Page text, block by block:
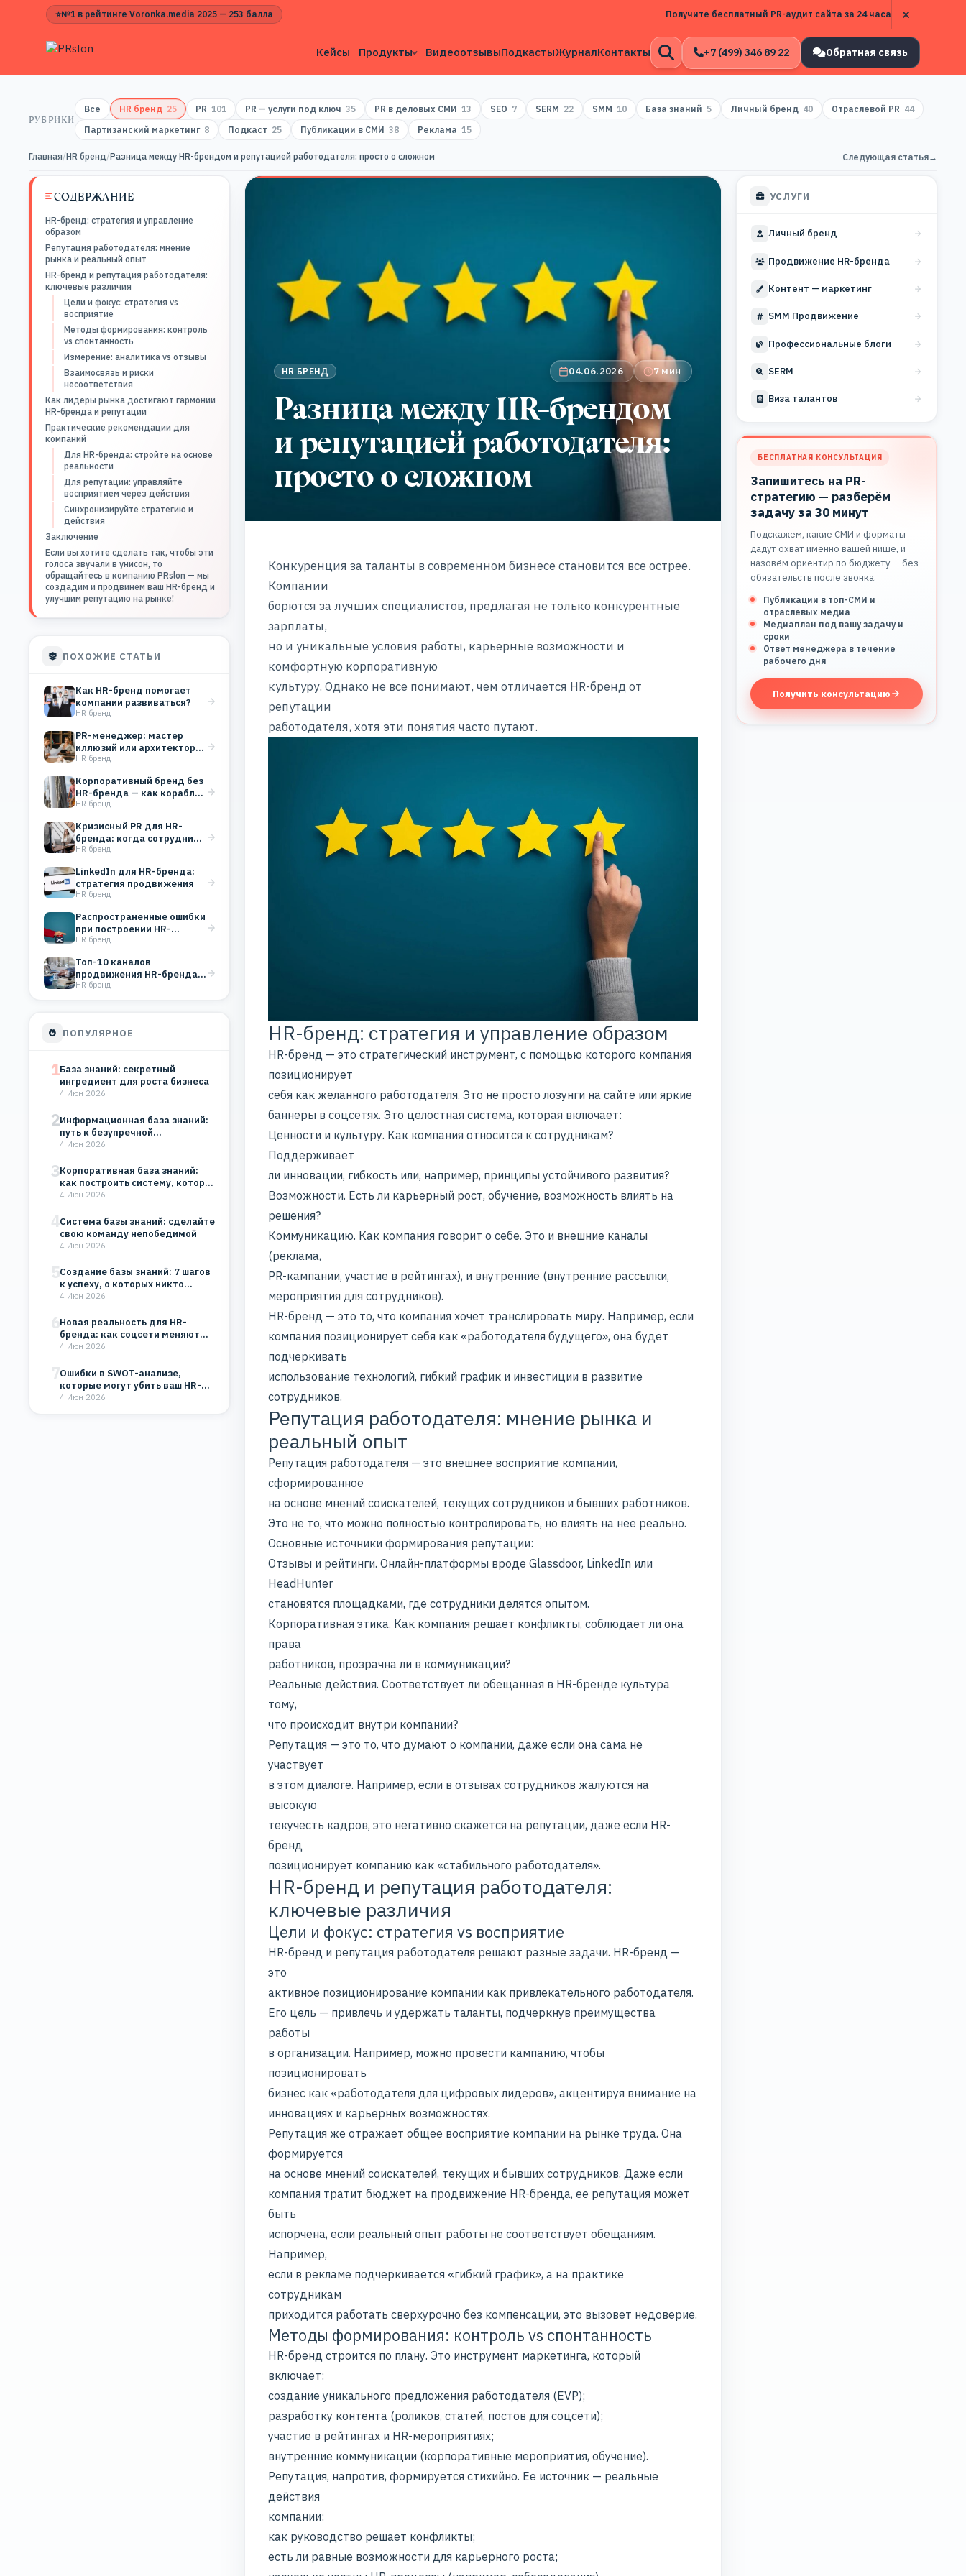
⭐№1 в рейтинге Voronka.media 2025 — 253 балла Получите бесплатный PR-аудит сайта за 24 часа
Кейсы Продукты ВидеоотзывыПодкастыЖурналКонтакты
Открыть
поиск
+7 (499) 346 89 22 Обратная связь
РУБРИКИ
Все HR бренд 25 PR 101 PR — услуги под ключ 35 PR в деловых СМИ 13 SEO 7 SERM 22 SMM 10 База знаний 5 Личный бренд 40 Отраслевой PR 44
Партизанский маркетинг 8 Подкаст 25 Публикации в СМИ 38 Реклама 15
Главная/HR бренд/Разница между HR-брендом и репутацией работодателя: просто о сложном Следующая статья→
СОДЕРЖАНИЕ
HR-бренд: стратегия и управление
образом
Репутация работодателя: мнение
рынка и реальный опыт
HR-бренд и репутация работодателя:
ключевые различия
Цели и фокус: стратегия vs
восприятие
Методы формирования: контроль
vs спонтанность
Измерение: аналитика vs отзывы
Взаимосвязь и риски
несоответствия
Как лидеры рынка достигают гармонии
HR-бренда и репутации
Практические рекомендации для
компаний
Для HR-бренда: стройте на основе
реальности
Для репутации: управляйте
восприятием через действия
Синхронизируйте стратегию и
действия
Заключение
Если вы хотите сделать так, чтобы эти
голоса звучали в унисон, то
обращайтесь в компанию PRslon — мы
создадим и продвинем ваш HR-бренд и
улучшим репутацию на рынке!
ПОХОЖИЕ СТАТЬИ
Как HR-бренд помогает
компании развиваться?
HR бренд
PR-менеджер: мастер
иллюзий или архитектор
репутации HR-бренда?
HR бренд
Корпоративный бренд без
HR-бренда — как корабль
без капитана: почему…
HR бренд
Кризисный PR для HR-
бренда: когда сотрудник
уходит со скандалом
HR бренд
LinkedIn для HR-бренда:
стратегия продвижения
HR бренд
Распространенные ошибки
при построении HR-
бренда: как не наломать
HR бренд
Топ-10 каналов
продвижения HR-бренда в
2025 году: как привлечь
HR бренд
ПОПУЛЯРНОЕ
1База знаний: секретный
ингредиент для роста бизнеса
4 Июн 2026
2Информационная база знаний:
путь к безупречной
организации
4 Июн 2026
3Корпоративная база знаний:
как построить систему, которая
будет работать на…
4 Июн 2026
4Система базы знаний: сделайте
свою команду непобедимой
4 Июн 2026
5Создание базы знаний: 7 шагов
к успеху, о которых никто…
4 Июн 2026
6Новая реальность для HR-
бренда: как соцсети меняют
восприятие компании
4 Июн 2026
7Ошибки в SWOT-анализе,
которые могут убить ваш HR-
бренд и бизнес
4 Июн 2026
HR БРЕНД 04.06.2026 7 мин
Разница между HR-брендом
и репутацией работодателя:
просто о сложном
Конкуренция за таланты в современном бизнесе становится все острее.
Компании
борются за лучших специалистов, предлагая не только конкурентные
зарплаты,
но и уникальные условия работы, карьерные возможности и
комфортную корпоративную
культуру. Однако не все понимают, чем отличается HR-бренд от
репутации
работодателя, хотя эти понятия часто путают.
HR-бренд: стратегия и управление образом
HR-бренд — это стратегический инструмент, с помощью которого компания
позиционирует
себя как желанного работодателя. Это не просто лозунги на сайте или яркие
баннеры в соцсетях. Это целостная система, которая включает:
Ценности и культуру. Как компания относится к сотрудникам?
Поддерживает
ли инновации, гибкость или, например, принципы устойчивого развития?
Возможности. Есть ли карьерный рост, обучение, возможность влиять на
решения?
Коммуникацию. Как компания говорит о себе. Это и внешние каналы
(реклама,
PR-кампании, участие в рейтингах), и внутренние (внутренние рассылки,
мероприятия для сотрудников).
HR-бренд — это то, что компания хочет транслировать миру. Например, если
компания позиционирует себя как «работодателя будущего», она будет
подчеркивать
использование технологий, гибкий график и инвестиции в развитие
сотрудников.
Репутация работодателя: мнение рынка и
реальный опыт
Репутация работодателя — это внешнее восприятие компании,
сформированное
на основе мнений соискателей, текущих сотрудников и бывших работников.
Это не то, что можно полностью контролировать, но влиять на нее реально.
Основные источники формирования репутации:
Отзывы и рейтинги. Онлайн-платформы вроде Glassdoor, LinkedIn или
HeadHunter
становятся площадками, где сотрудники делятся опытом.
Корпоративная этика. Как компания решает конфликты, соблюдает ли она
права
работников, прозрачна ли в коммуникации?
Реальные действия. Соответствует ли обещанная в HR-бренде культура
тому,
что происходит внутри компании?
Репутация — это то, что думают о компании, даже если она сама не
участвует
в этом диалоге. Например, если в отзывах сотрудников жалуются на
высокую
текучесть кадров, это негативно скажется на репутации, даже если HR-
бренд
позиционирует компанию как «стабильного работодателя».
HR-бренд и репутация работодателя:
ключевые различия
Цели и фокус: стратегия vs восприятие
HR-бренд и репутация работодателя решают разные задачи. HR-бренд —
это
активное позиционирование компании как привлекательного работодателя.
Его цель — привлечь и удержать таланты, подчеркнув преимущества
работы
в организации. Например, можно провести кампанию, чтобы
позиционировать
бизнес как «работодателя для цифровых лидеров», акцентируя внимание на
инновациях и карьерных возможностях.
Репутация же отражает общее восприятие компании на рынке труда. Она
формируется
на основе мнений соискателей, текущих и бывших сотрудников. Даже если
компания тратит бюджет на продвижение HR-бренда, ее репутация может
быть
испорчена, если реальный опыт работы не соответствует обещаниям.
Например,
если в рекламе подчеркивается «гибкий график», а на практике
сотрудникам
приходится работать сверхурочно без компенсации, это вызовет недоверие.
Методы формирования: контроль vs спонтанность
HR-бренд строится по плану. Это инструмент маркетинга, который
включает:
создание уникального предложения работодателя (EVP);
разработку контента (роликов, статей, постов для соцсети);
участие в рейтингах и HR-мероприятиях;
внутренние коммуникации (корпоративные мероприятия, обучение).
Репутация, напротив, формируется стихийно. Ее источник — реальные
действия
компании:
как руководство решает конфликты;
есть ли равные возможности для карьерного роста;
УСЛУГИ
Личный бренд
Продвижение HR-бренда
Контент — маркетинг
SMM Продвижение
Профессиональные блоги
SERM
Виза талантов
БЕСПЛАТНАЯ КОНСУЛЬТАЦИЯ
Запишитесь на PR-
стратегию — разберём
задачу за 30 минут
Подскажем, какие СМИ и форматы
дадут охват именно вашей нише, и
назовём ориентир по бюджету — без
обязательств после звонка.
Публикации в топ-СМИ и
отраслевых медиа
Медиаплан под вашу задачу и
сроки
Ответ менеджера в течение
рабочего дня
Получить консультацию